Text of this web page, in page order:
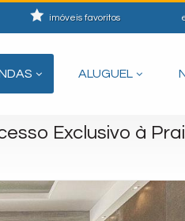
imóveis favoritos
ALUGUEL
Exclusivo à